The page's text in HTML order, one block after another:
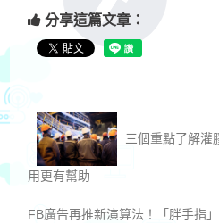
分享這篇文章：
三個重點了解灌
用更有幫助
FB廣告再推新演算法！「胖手指